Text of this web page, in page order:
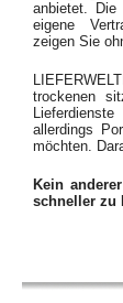
anbietet. Die
eigene
zeigen Sie
trockenen
allerdings
möchten.
Kein
schneller zu